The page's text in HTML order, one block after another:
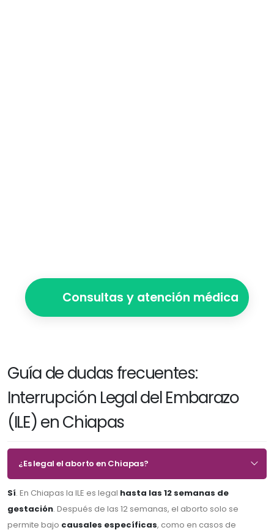
Consultas y atención médica
Guía de dudas frecuentes:
Interrupción Legal del Embarazo
(ILE) en Chiapas
¿Es legal el aborto en Chiapas?
Sí. En Chiapas la ILE es legal hasta las 12 semanas de
gestación. Después de las 12 semanas, el aborto solo se
permite bajo causales específicas, como en casos de